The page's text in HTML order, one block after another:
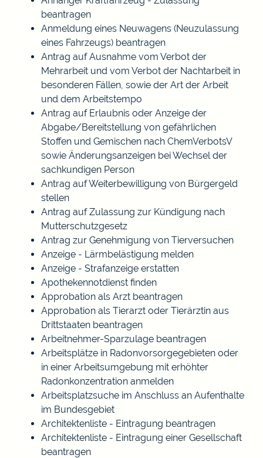
beantragen
Anmeldung eines Neuwagens (Neuzulassung
eines Fahrzeugs) beantragen
Antrag auf Ausnahme vom Verbot der
Mehrarbeit und vom Verbot der Nachtarbeit in
besonderen Fällen, sowie der Art der Arbeit
und dem Arbeitstempo
Antrag auf Erlaubnis oder Anzeige der
Abgabe/Bereitstellung von gefährlichen
Stoffen und Gemischen nach ChemVerbotsV
sowie Änderungsanzeigen bei Wechsel der
sachkundigen Person
Antrag auf Weiterbewilligung von Bürgergeld
stellen
Antrag auf Zulassung zur Kündigung nach
Mutterschutzgesetz
Antrag zur Genehmigung von Tierversuchen
Anzeige - Lärmbelästigung melden
Anzeige - Strafanzeige erstatten
Apothekennotdienst finden
Approbation als Arzt beantragen
Approbation als Tierarzt oder Tierärztin aus
Drittstaaten beantragen
Arbeitnehmer-Sparzulage beantragen
Arbeitsplätze in Radonvorsorgegebieten oder
in einer Arbeitsumgebung mit erhöhter
Radonkonzentration anmelden
Arbeitsplatzsuche im Anschluss an Aufenthalte
im Bundesgebiet
Architektenliste - Eintragung beantragen
Architektenliste - Eintragung einer Gesellschaft
beantragen